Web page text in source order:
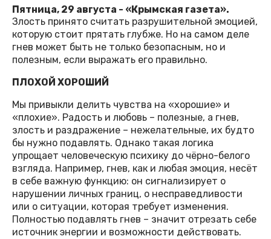
Пятница, 29 августа - «Крымская газета».
Злость принято считать разрушительной эмоцией,
которую стоит прятать глубже. Но на самом деле
гнев может быть не только безопасным, но и
полезным, если выражать его правильно.
ПЛОХОЙ ХОРОШИЙ
Мы привыкли делить чувства на «хорошие» и
«плохие». Радость и любовь – полезные, а гнев,
злость и раздражение – нежелательные, их будто
бы нужно подавлять. Однако такая логика
упрощает человеческую психику до чёрно-белого
взгляда. Например, гнев, как и любая эмоция, несёт
в себе важную функцию: он сигнализирует о
нарушении личных границ, о несправедливости
или о ситуации, которая требует изменения.
Полностью подавлять гнев – значит отрезать себе
источник энергии и возможности действовать.